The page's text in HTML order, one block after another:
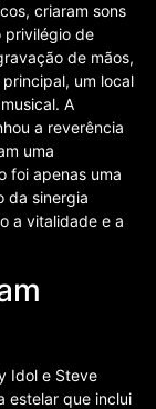
criaram sons
privilégio de
de mãos,
um local
A
a reverência
uma
foi apenas uma
da sinergia
a vitalidade e a
Idol e Steve
estelar que inclui